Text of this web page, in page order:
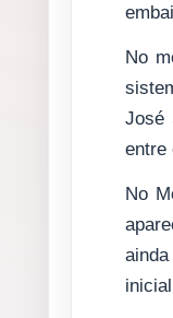
No
José
entre
No